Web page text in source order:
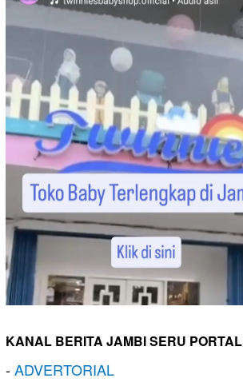
KANAL BERITA JAMBI SERU PORTAL
-ADVERTORIAL